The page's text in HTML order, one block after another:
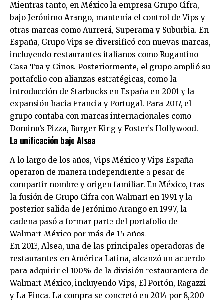
Mientras tanto, en México la empresa Grupo Cifra,
bajo Jerónimo Arango, mantenía el control de Vips y
otras marcas como Aurrerá, Superama y Suburbia. En
España, Grupo Vips se diversificó con nuevas marcas,
incluyendo restaurantes italianos como Rugantino
Casa Tua y Ginos. Posteriormente, el grupo amplió su
portafolio con alianzas estratégicas, como la
introducción de Starbucks en España en 2001 y la
expansión hacia Francia y Portugal. Para 2017, el
grupo contaba con marcas internacionales como
Domino’s Pizza, Burger King y Foster’s Hollywood.
La unificación bajo Alsea
A lo largo de los años, Vips México y Vips España
operaron de manera independiente a pesar de
compartir nombre y origen familiar. En México, tras
la fusión de Grupo Cifra con Walmart en 1991 y la
posterior salida de Jerónimo Arango en 1997, la
cadena pasó a formar parte del portafolio de
Walmart México por más de 15 años.
En 2013, Alsea, una de las principales operadoras de
restaurantes en América Latina, alcanzó un acuerdo
para adquirir el 100% de la división restaurantera de
Walmart México, incluyendo Vips, El Portón, Ragazzi
y La Finca. La compra se concretó en 2014 por 8,200